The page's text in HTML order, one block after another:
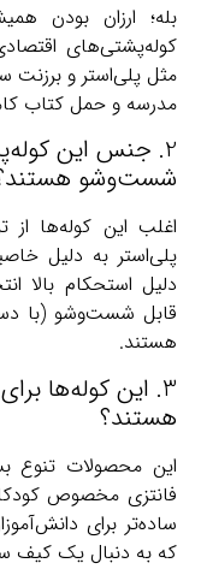
بله؛ ارزان بودن
کوله‌پشتی‌های
مثل پلی‌استر و برزنت
مدرسه و حمل کتاب
2. جنس این
شست‌وشو
اغلب این کوله‌ها از
پلی‌استر به دلیل
دلیل استحکام بالا
قابل شست‌وشو (با
هستند.
3. این کوله‌ها
هستند؟
این محصولات تنوع
فانتزی مخصوص
ساده‌تر برای
که به دنبال یک کیف